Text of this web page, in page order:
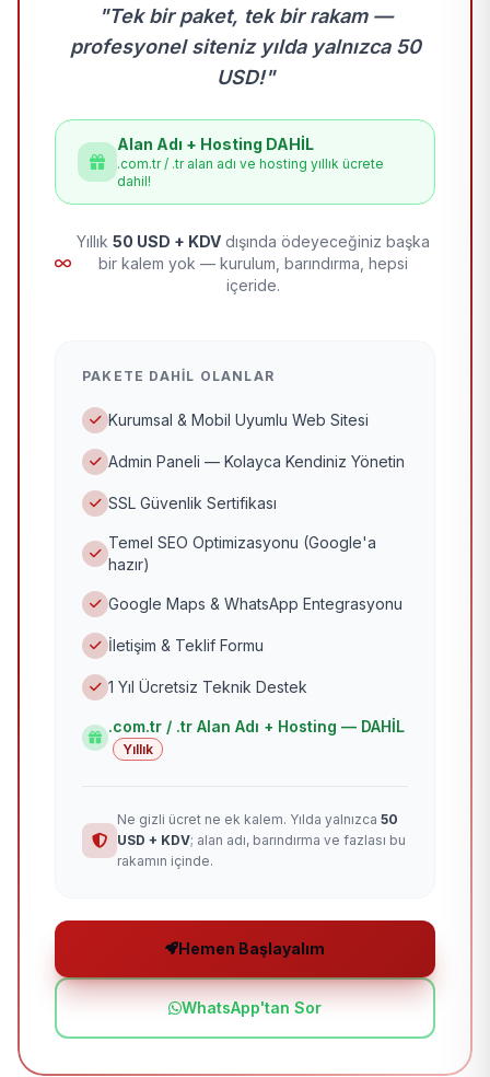
"Tek bir paket, tek bir rakam —
profesyonel siteniz yılda yalnızca 50
USD!"
Alan Adı + Hosting DAHİL
.com.tr / .tr alan adı ve hosting yıllık ücrete
dahil!
Yıllık 50 USD + KDV dışında ödeyeceğiniz başka
bir kalem yok — kurulum, barındırma, hepsi
içeride.
PAKETE DAHIL OLANLAR
Kurumsal & Mobil Uyumlu Web Sitesi
Admin Paneli — Kolayca Kendiniz Yönetin
SSL Güvenlik Sertifikası
Temel SEO Optimizasyonu (Google'a
hazır)
Google Maps & WhatsApp Entegrasyonu
İletişim & Teklif Formu
1 Yıl Ücretsiz Teknik Destek
.com.tr / .tr Alan Adı + Hosting — DAHİL
Yıllık
Ne gizli ücret ne ek kalem. Yılda yalnızca 50
USD + KDV; alan adı, barındırma ve fazlası bu
rakamın içinde.
Hemen Başlayalım
WhatsApp'tan Sor